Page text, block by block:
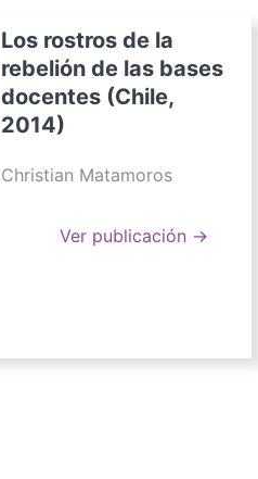
Los rostros de la
rebelión de las bases
docentes (Chile,
2014)
Christian Matamoros
Ver publicación →